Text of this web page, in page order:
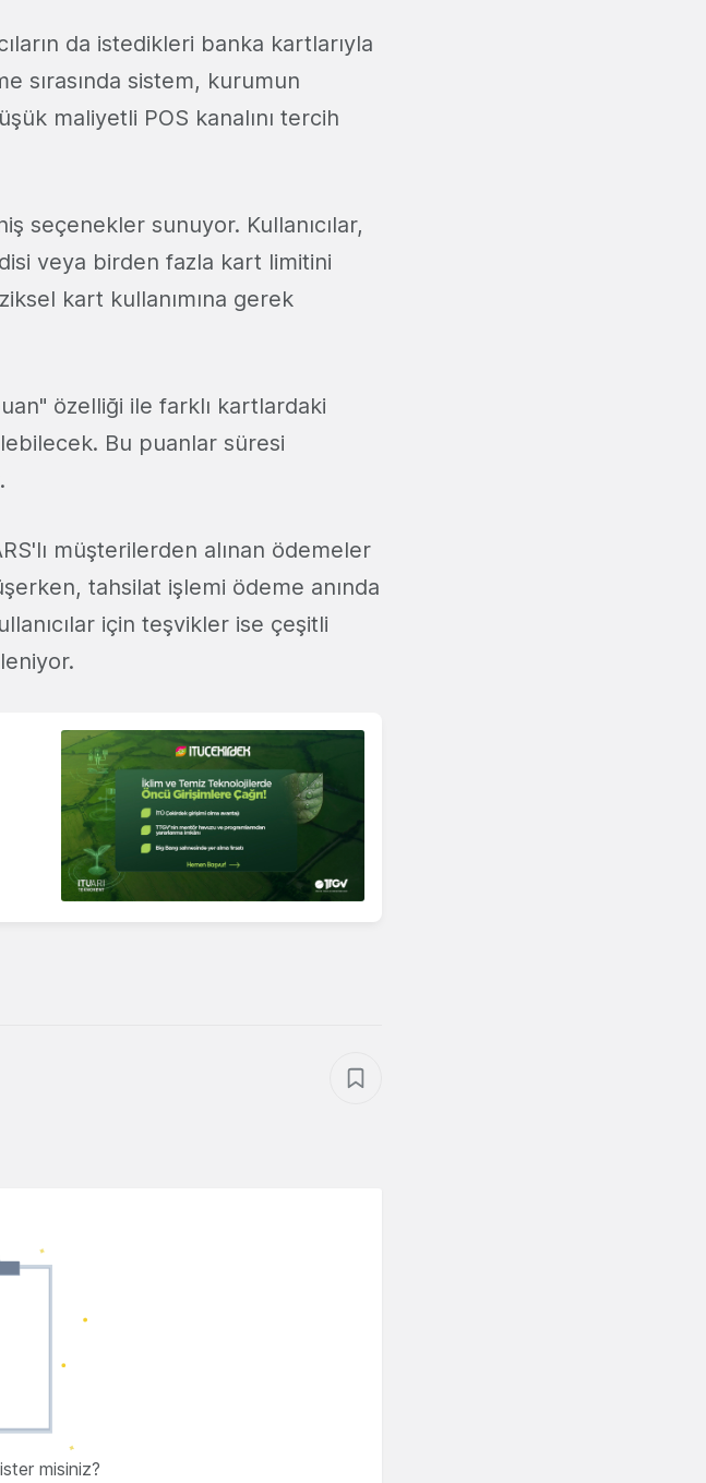
da istedikleri banka kartlarıyla
sırasında sistem, kurumun
maliyetli POS kanalını tercih
seçenekler sunuyor. Kullanıcılar,
veya birden fazla kart limitini
kart kullanımına gerek
özelliği ile farklı kartlardaki
Bu puanlar süresi
müşterilerden alınan ödemeler
tahsilat işlemi ödeme anında
için teşvikler ise çeşitli
misiniz?